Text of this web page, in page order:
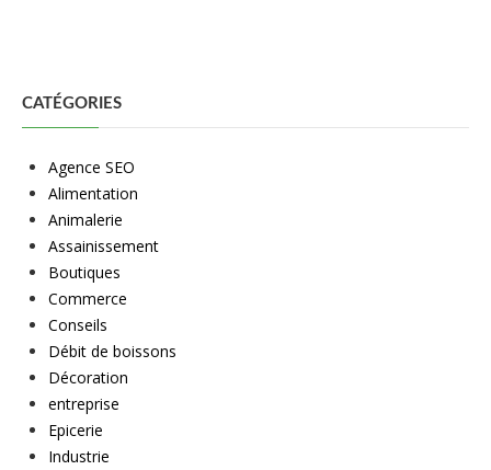
CATÉGORIES
Agence SEO
Alimentation
Animalerie
Assainissement
Boutiques
Commerce
Conseils
Débit de boissons
Décoration
entreprise
Epicerie
Industrie